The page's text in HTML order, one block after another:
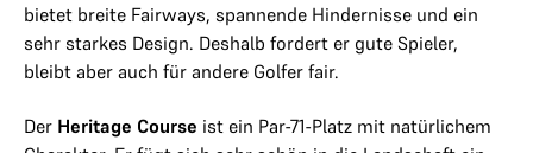
bietet breite Fairways, spannende Hindernisse und ein
sehr starkes Design. Deshalb fordert er gute Spieler,
bleibt aber auch für andere Golfer fair.
Der Heritage Course ist ein Par-71-Platz mit natürlichem